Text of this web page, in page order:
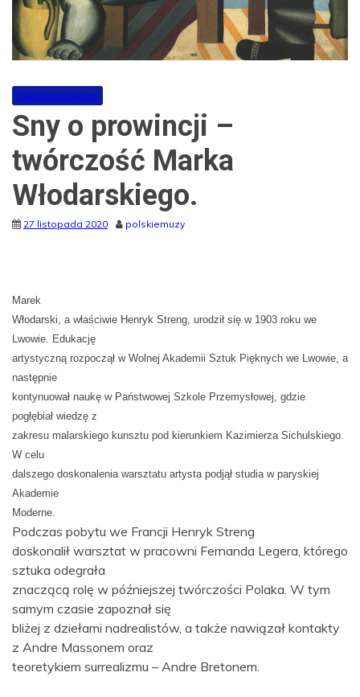
Dwudziestolecie
Sny o prowincji –
twórczość Marka
Włodarskiego.
27 listopada 2020 polskiemuzy
Marek
Włodarski, a właściwie Henryk Streng, urodził się w 1903 roku we
Lwowie. Edukację
artystyczną rozpoczął w Wolnej Akademii Sztuk Pięknych we Lwowie, a
następnie
kontynuował naukę w Państwowej Szkole Przemysłowej, gdzie
pogłębiał wiedzę z
zakresu malarskiego kunsztu pod kierunkiem Kazimierza Sichulskiego.
W celu
dalszego doskonalenia warsztatu artysta podjął studia w paryskiej
Akademie
Moderne.
Podczas pobytu we Francji Henryk Streng
doskonalił warsztat w pracowni Fernanda Legera, którego
sztuka odegrała
znaczącą rolę w późniejszej twórczości Polaka. W tym
samym czasie zapoznał się
bliżej z dziełami nadrealistów, a także nawiązał kontakty
z Andre Massonem oraz
teoretykiem surrealizmu – Andre Bretonem.